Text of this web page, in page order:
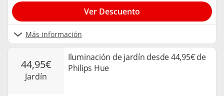
Más información
Ver Descuento
44,95€
jardín
Iluminación de jardín desde 44,95€ de
Philips Hue